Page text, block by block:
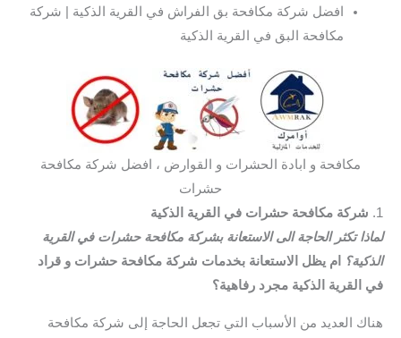
افضل شركة مكافحة بق الفراش في القرية الذكية | شركة
مكافحة البق في القرية الذكية
مكافحة و ابادة الحشرات و القوارض ، افضل شركة مكافحة
حشرات
1.
شركة مكافحة حشرات في القرية الذكية
لماذا تكثر الحاجة الى الاستعانة بشركة مكافحة حشرات في القرية
الذكية؟
ام يظل الاستعانة بخدمات شركة مكافحة حشرات و قراد
في القرية الذكية مجرد رفاهية؟
هناك العديد من الأسباب التي تجعل الحاجة إلى شركة مكافحة